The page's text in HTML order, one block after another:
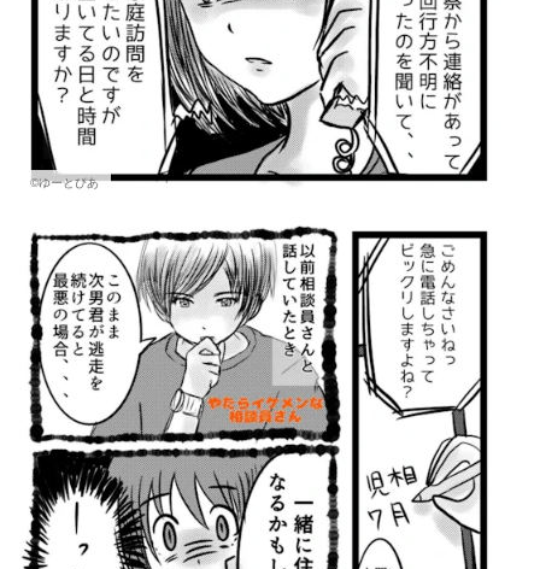
©ゆーとぴあ